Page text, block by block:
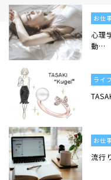
お仕
心理
動…
ライ
お仕
流行